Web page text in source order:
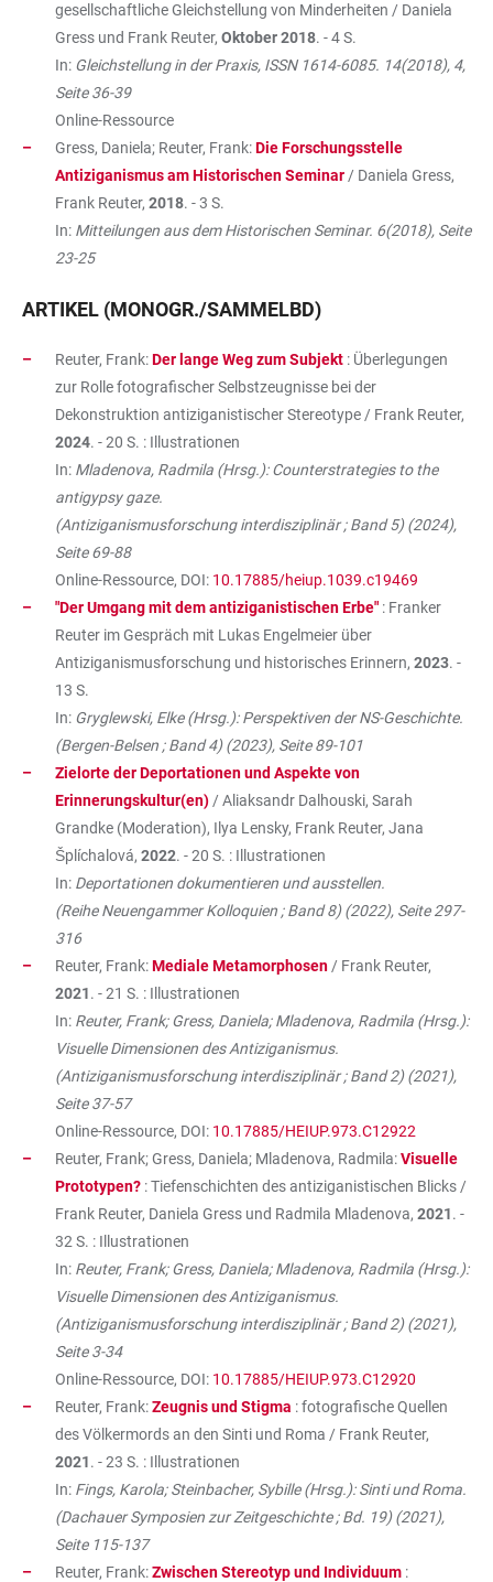
gesellschaftliche Gleichstellung von Minderheiten / Daniela
Gress und Frank Reuter, Oktober 2018. - 4 S.
In: Gleichstellung in der Praxis, ISSN 1614-6085. 14(2018), 4,
Seite 36-39
Online-Ressource
Gress, Daniela; Reuter, Frank:Die Forschungsstelle
Antiziganismus am Historischen Seminar / Daniela Gress,
Frank Reuter, 2018. - 3 S.
In: Mitteilungen aus dem Historischen Seminar. 6(2018), Seite
23-25
ARTIKEL (MONOGR./SAMMELBD)
Reuter, Frank:Der lange Weg zum Subjekt : Überlegungen
zur Rolle fotografischer Selbstzeugnisse bei der
Dekonstruktion antiziganistischer Stereotype / Frank Reuter,
2024. - 20 S. : Illustrationen
In: Mladenova, Radmila (Hrsg.): Counterstrategies to the
antigypsy gaze.
(Antiziganismusforschung interdisziplinär ; Band 5) (2024),
Seite 69-88
Online-Ressource, DOI: 10.17885/heiup.1039.c19469
"Der Umgang mit dem antiziganistischen Erbe" : Franker
Reuter im Gespräch mit Lukas Engelmeier über
Antiziganismusforschung und historisches Erinnern, 2023. -
13 S.
In: Gryglewski, Elke (Hrsg.): Perspektiven der NS-Geschichte.
(Bergen-Belsen ; Band 4) (2023), Seite 89-101
Zielorte der Deportationen und Aspekte von
Erinnerungskultur(en) / Aliaksandr Dalhouski, Sarah
Grandke (Moderation), Ilya Lensky, Frank Reuter, Jana
Šplíchalová, 2022. - 20 S. : Illustrationen
In: Deportationen dokumentieren und ausstellen.
(Reihe Neuengammer Kolloquien ; Band 8) (2022), Seite 297-
316
Reuter, Frank:Mediale Metamorphosen / Frank Reuter,
2021. - 21 S. : Illustrationen
In: Reuter, Frank; Gress, Daniela; Mladenova, Radmila (Hrsg.):
Visuelle Dimensionen des Antiziganismus.
(Antiziganismusforschung interdisziplinär ; Band 2) (2021),
Seite 37-57
Online-Ressource, DOI: 10.17885/HEIUP.973.C12922
Reuter, Frank; Gress, Daniela; Mladenova, Radmila:Visuelle
Prototypen? : Tiefenschichten des antiziganistischen Blicks /
Frank Reuter, Daniela Gress und Radmila Mladenova, 2021. -
32 S. : Illustrationen
In: Reuter, Frank; Gress, Daniela; Mladenova, Radmila (Hrsg.):
Visuelle Dimensionen des Antiziganismus.
(Antiziganismusforschung interdisziplinär ; Band 2) (2021),
Seite 3-34
Online-Ressource, DOI: 10.17885/HEIUP.973.C12920
Reuter, Frank:Zeugnis und Stigma : fotografische Quellen
des Völkermords an den Sinti und Roma / Frank Reuter,
2021. - 23 S. : Illustrationen
In: Fings, Karola; Steinbacher, Sybille (Hrsg.): Sinti und Roma.
(Dachauer Symposien zur Zeitgeschichte ; Bd. 19) (2021),
Seite 115-137
Reuter, Frank:Zwischen Stereotyp und Individuum :